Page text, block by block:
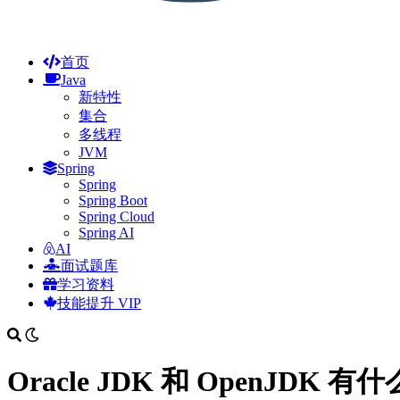
首页
Java
新特性
集合
多线程
JVM
Spring
Spring
Spring Boot
Spring Cloud
Spring AI
AI
面试题库
学习资料
技能提升 VIP
Oracle JDK 和 OpenJDK 有什